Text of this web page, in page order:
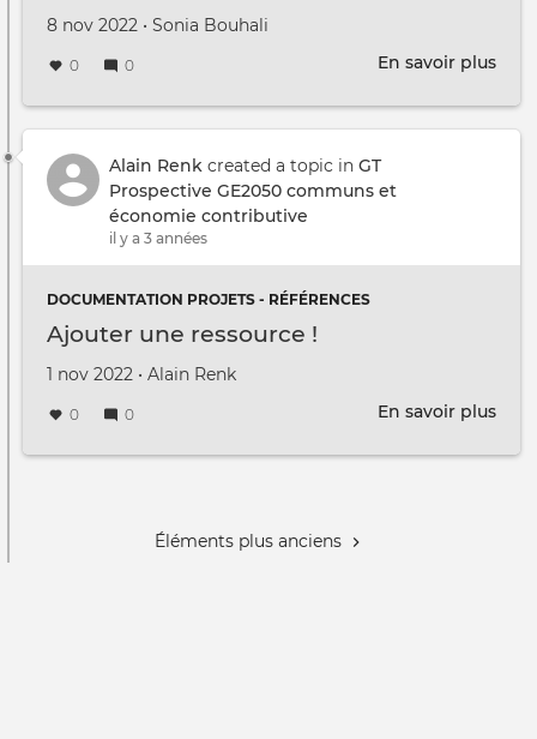
Créé le
8 nov 2022 •
par Sonia Bouhali
0 0 En savoir plus
et
Alain Renk created a topic in GT
Prospective GE2050 communs et
économie contributive
il y a 3 années
DOCUMENTATION PROJETS - RÉFÉRENCES
Ajouter une ressource !
Créé le
1 nov 2022 •
par Alain Renk
0 0 En savoir plus
une
Éléments plus anciens